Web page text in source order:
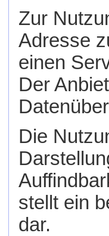
Zur
Adresse
einen
Der
Die
stellt ein
dar.